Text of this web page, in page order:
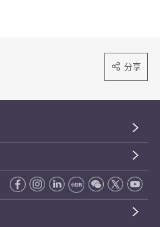
分享